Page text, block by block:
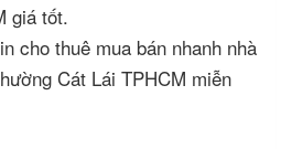
giá tốt.
cho thuê mua bán nhanh nhà
Cát Lái TPHCM miễn